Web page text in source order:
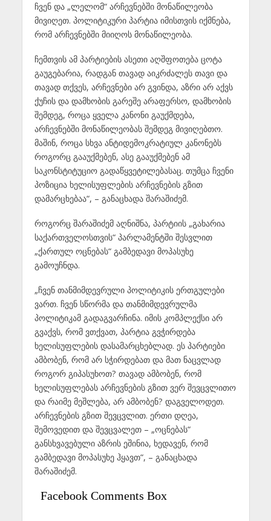
ჩვენ და „ლელომ“ არჩევნებში მონაწილეობა
მივიღეთ. პოლიტიკური პარტია იმისთვის იქმნება,
რომ არჩევნებში მიიღოს მონაწილეობა.
ჩემთვის ამ პარტიების ასეთი აღშფოთება ცოტა
გაუგებარია, რადგან თავად აიკრძალეს თავი და
თავად თქვეს, არჩევნები არ გვინდა, აზრი არ აქვს
ქუჩის და დამხობის გარეშე არაფერსო, დამხობის
შემდეგ, როცა ყველა კანონი გაუქმდება,
არჩევნებში მონაწილეობას შემდეგ მივიღებთო.
მაშინ, როცა სხვა ანტიდემოკრატიულ კანონებს
როგორც გააუქმებენ, ასე გააუქმებენ ამ
საკონსტიტუციო გადაწყვეტილებასაც. თუმცა ჩვენი
პოზიცია ხელისუფლების არჩევნების გზით
დამარცხებაა“, – განაცხადა შარაშიძემ.
როგორც შარაშიძემ აღნიშნა, პარტიის „გახარია
საქართველოსთვის“ პარლამენტში შესვლით
„ქართულ ოცნებას“ გამბედავი მოპასუხე
გამოუჩნდა.
„ჩვენ თანმიმდევრული პოლიტიკის ერთგულები
ვართ. ჩვენ სწორმა და თანმიმდევრულმა
პოლიტიკამ გადაგვარჩინა. იმის კომპლექსი არ
გვაქვს, რომ ვთქვათ, პარტია გვჭირდება
ხელისუფლების დასამარცხებლად. ეს პარტიები
ამბობენ, რომ არ სჭირდებათ და მათ ნაცვლად
როგორ გიპასუხოთ? თავად ამბობენ, რომ
ხელისუფლებას არჩევნების გზით ვერ შევცვლითო
და რაიმე მეშლება, არ ამბობენ? დაგველოდეთ.
არჩევნების გზით შევცვლით. ერთი დღეა,
შემოვედით და შევცვალეთ – „ოცნებას“
განსხვავებული აზრის ეშინია, ხედავენ, რომ
გამბედავი მოპასუხე ჰყავთ“, – განაცხადა
შარაშიძემ.
Facebook Comments Box